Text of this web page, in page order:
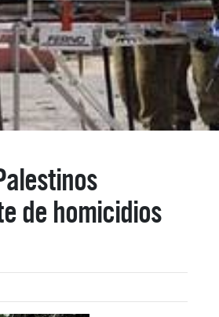
de homicidios